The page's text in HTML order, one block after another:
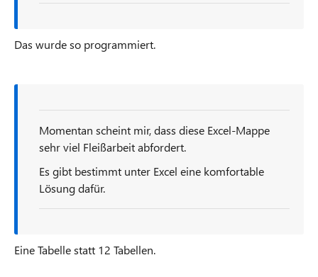
Das wurde so programmiert.
Momentan scheint mir, dass diese Excel-Mappe
sehr viel Fleißarbeit abfordert.
Es gibt bestimmt unter Excel eine komfortable
Lösung dafür.
Eine Tabelle statt 12 Tabellen.